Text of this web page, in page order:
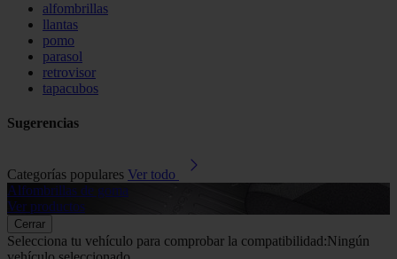
alfombrillas
llantas
pomo
parasol
retrovisor
tapacubos
Sugerencias
Categorías populares Ver todo
Alfombrillas de goma
Ver productos
Cerrar
Selecciona tu vehículo para comprobar la compatibilidad:Ningún